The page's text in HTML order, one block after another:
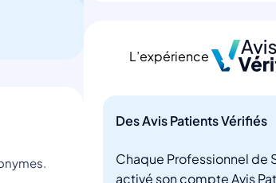
L’expérience
Des Avis Patients Vérifiés
Chaque Professionnel de
activé son compte Avis